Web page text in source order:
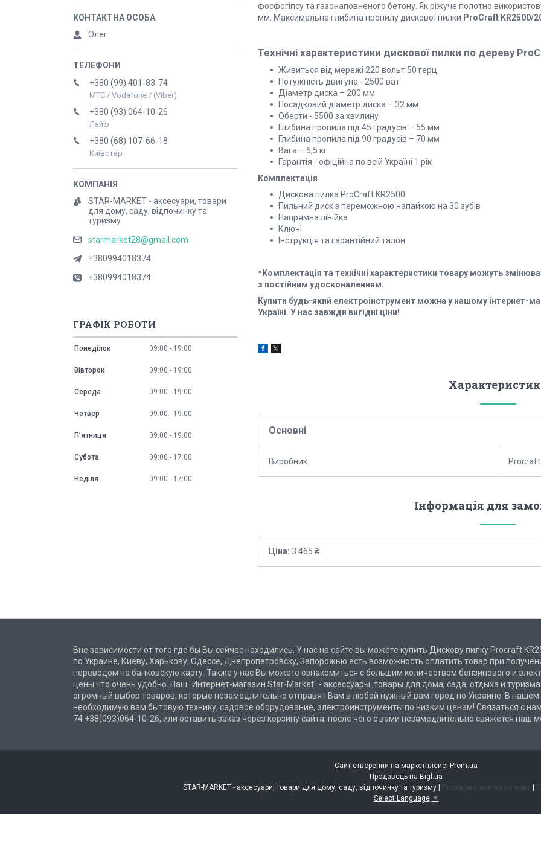
фосфогіпсу та газонаповненого бетону. Як ріжуче полотно
мм. Максимальна глибина пропилу дискової пилки ProCraft KR2500/
Технічні характеристики дискової пилки по дереву
Живиться від мережі 220 вольт 50 герц
Потужність двигуна - 2500 ват
Діаметр диска – 200 мм
Посадковий діаметр диска – 32 мм.
Оберти - 5500 за хвилину
Глибина пропила під 45 градусів – 55 мм
Глибина пропила під 90 градусів – 70 мм
Вага – 6,5 кг
Гарантія - офіційна по всій Україні 1 рік
Комплектація
Дискова пилка ProCraft KR2500
Пильний диск з переможною напайкою на 30 зубів
Напрямна лінійка
Ключі
Інструкція та гарантійний талон
*Комплектація та технічні характеристики товару можуть
з постійним удосконаленням.
Купити будь-який електроінструмент можна у нашому інтернет-
Україні. У нас завжди вигідні ціни!
Основні
Виробник Procraft
Інформація для
Ціна: 3 465 ₴
Олег
+380 (99) 401-83-74
МТС / Vodafone / (Viber)
+380 (93) 064-10-26
Лайф
+380 (68) 107-66-18
Київстар
STAR-MARKET - аксесуари, товари
для дому, саду, відпочинку та
туризму
starmarket28@gmail.com
+380994018374
+380994018374
ГРАФІК РОБОТИ
Понеділок 09:00 19:00
Вівторок 09:00 19:00
Середа 09:00 19:00
Четвер 09:00 19:00
Пʼятниця 09:00 19:00
Субота 09:00 17:00
Неділя 09:00 17:00
Вне зависимости от того где бы Вы сейчас находились, У нас на сайте вы можете купить Дискову пилку Procraft
по Украине, Киеву, Харькову, Одессе, Днепропетровску, Запорожью есть возможность оплатить товар при
переводом на банковскую карту. Также у нас Вы можете ознакомиться с большим количеством бензинового и
цены что очень удобно. Наш "Интернет-магазин Star-Market" - аксессуары ,товары для дома, сада, отдыха и
огромный выбор товаров, которые незамедлительно отправят Вам в любой нужный вам город по Украине. В
необходимую вам бытовую технику, садовое оборудование, электроинструменты по низким ценам! Связаться с
74 +38(093)064-10-26, или оставить заказ через корзину сайта, после чего с вами незамедлительно свяжется наш
Сайт створений на маркетплейсі Prom.ua
Продавець на Bigl.ua
STAR-MARKET - аксесуари, товари для дому, саду, відпочинку та туризму | Поскаржитися на контент |
Select Language ▼